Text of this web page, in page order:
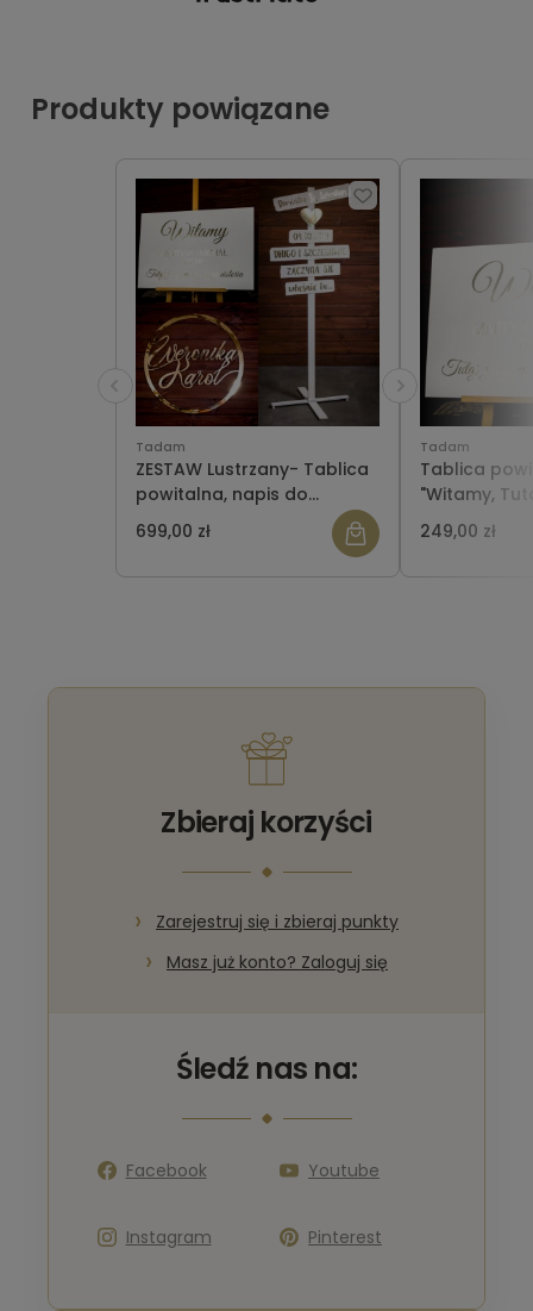
Produkty powiązane
Tadam
ZESTAW Lustrzany- Tablica
powitalna, napis do
powieszenia, drogowskaz
699,00 zł
Tadam
Tablica
"Witamy,
nasza
lustrzanymi
249,00 zł
Zbieraj korzyści
Zarejestruj się i zbieraj punkty
Masz już konto? Zaloguj się
Śledź nas na:
Facebook Youtube
Instagram Pinterest